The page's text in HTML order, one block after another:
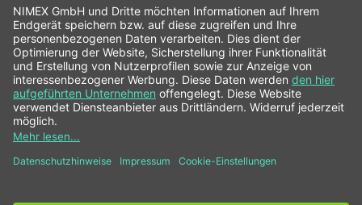
SHOP SERVICE
INFORMATIONEN
NEWSLETTER
* Alle Preise inkl. gesetzl. Mehrwertsteuer zzgl.Versandkosten
Nachnahmegebühren, wenn nicht anders beschrieben